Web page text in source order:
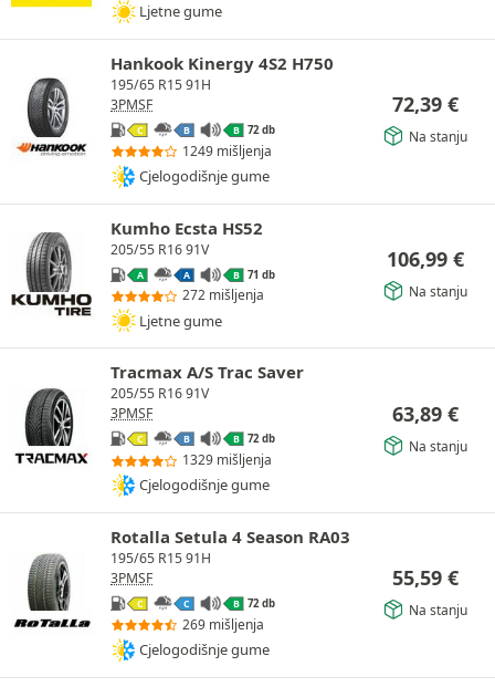
Ljetne gume
Hankook Kinergy 4S2 H750
195/65 R15 91H
3PMSF
C B B 72 db
1249 mišljenja
Cjelogodišnje gume
72,39 €
Na stanju
Kumho Ecsta HS52
205/55 R16 91V
A A B 71 db
272 mišljenja
Ljetne gume
106,99 €
Na stanju
Tracmax A/S Trac Saver
205/55 R16 91V
3PMSF
C B B 72 db
1329 mišljenja
Cjelogodišnje gume
63,89 €
Na stanju
Rotalla Setula 4 Season RA03
195/65 R15 91H
3PMSF
C C B 72 db
269 mišljenja
Cjelogodišnje gume
55,59 €
Na stanju